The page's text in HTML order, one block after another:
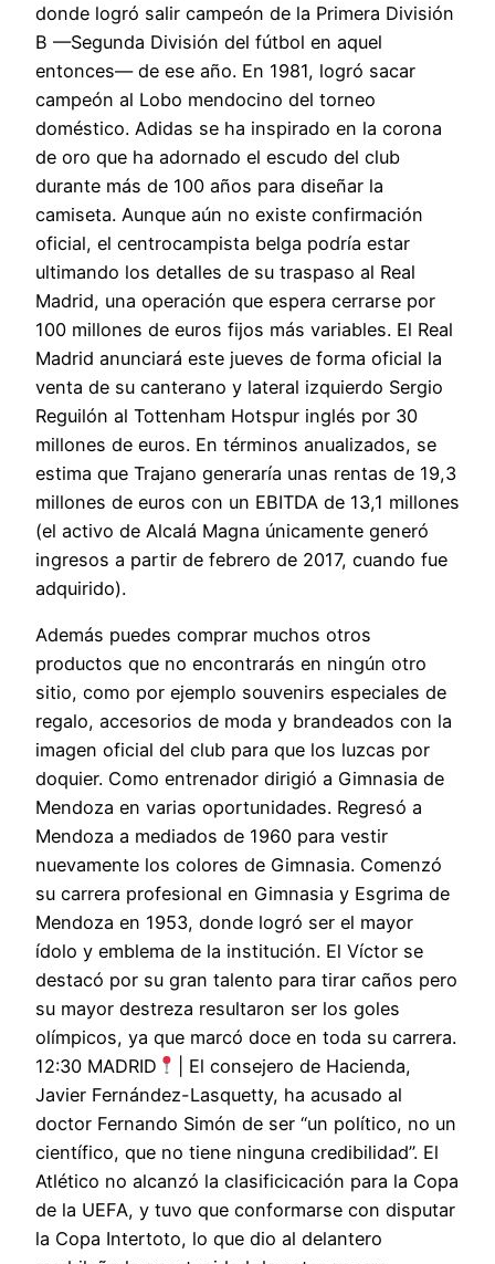
donde logró salir campeón de la Primera División
B —Segunda División del fútbol en aquel
entonces— de ese año. En 1981, logró sacar
campeón al Lobo mendocino del torneo
doméstico. Adidas se ha inspirado en la corona
de oro que ha adornado el escudo del club
durante más de 100 años para diseñar la
camiseta. Aunque aún no existe confirmación
oficial, el centrocampista belga podría estar
ultimando los detalles de su traspaso al Real
Madrid, una operación que espera cerrarse por
100 millones de euros fijos más variables. El Real
Madrid anunciará este jueves de forma oficial la
venta de su canterano y lateral izquierdo Sergio
Reguilón al Tottenham Hotspur inglés por 30
millones de euros. En términos anualizados, se
estima que Trajano generaría unas rentas de 19,3
millones de euros con un EBITDA de 13,1 millones
(el activo de Alcalá Magna únicamente generó
ingresos a partir de febrero de 2017, cuando fue
adquirido).
Además puedes comprar muchos otros
productos que no encontrarás en ningún otro
sitio, como por ejemplo souvenirs especiales de
regalo, accesorios de moda y brandeados con la
imagen oficial del club para que los luzcas por
doquier. Como entrenador dirigió a Gimnasia de
Mendoza en varias oportunidades. Regresó a
Mendoza a mediados de 1960 para vestir
nuevamente los colores de Gimnasia. Comenzó
su carrera profesional en Gimnasia y Esgrima de
Mendoza en 1953, donde logró ser el mayor
ídolo y emblema de la institución. El Víctor se
destacó por su gran talento para tirar caños pero
su mayor destreza resultaron ser los goles
olímpicos, ya que marcó doce en toda su carrera.
12:30 MADRID
| El consejero de Hacienda,
Javier Fernández-Lasquetty, ha acusado al
doctor Fernando Simón de ser “un político, no un
científico, que no tiene ninguna credibilidad”. El
Atlético no alcanzó la clasificicación para la Copa
de la UEFA, y tuvo que conformarse con disputar
la Copa Intertoto, lo que dio al delantero